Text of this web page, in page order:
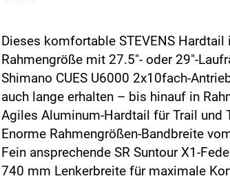
Dieses komfortable STEVENS
Rahmengröße mit 27.5"- oder 29"-
Shimano CUES U6000 2x10fach-
auch lange erhalten – bis hinauf in
Agiles Aluminum-Hardtail für Trail und
Enorme Rahmengrößen-Bandbreite
Fein ansprechende SR Suntour X1-
740 mm Lenkerbreite für maximale